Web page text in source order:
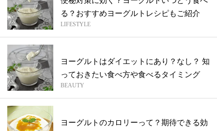
る？おすすめヨーグルトレシピもご紹介
LIFESTYLE
ヨーグルトはダイエットにあり？なし？ 知
っておきたい食べ方や食べるタイミング
BEAUTY
ヨーグルトのカロリーって？期待できる効